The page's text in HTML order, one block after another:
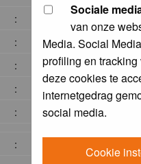
Sociale
van onze
Media. Social
profiling en
deze cookies te
internetgedrag
social media.
Cookie
:
:
:
:
:
: